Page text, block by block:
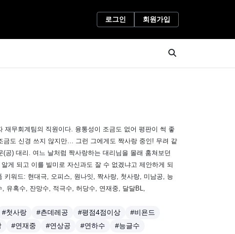
로그인 회원가입
재무회계팀의 직원이다. 융통성이 조금도 없어 평판이 썩 좋
금도 신경 쓰지 않지만… 그런 그에게도 짝사랑 중인! 무려 같
) 대리. 여느 날처럼 짝사랑하는 대리님을 몰래 훔쳐보던
게 되고 이를 빌미로 자신과도 잘 수 없겠냐고 제안하게 되
워드: 현대극, 오피스, 원나잇, 짝사랑, 첫사랑, 미남공, 능
유혹수, 잔망수, 적극수, 허당수, 연재중, 달달BL,
#첫사랑 #츤데레공 #평점4점이상
#비욘드
#연재중 #연상공 #연하수
#능글수